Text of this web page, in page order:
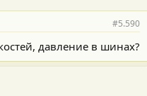
#5.590
давление в шинах?